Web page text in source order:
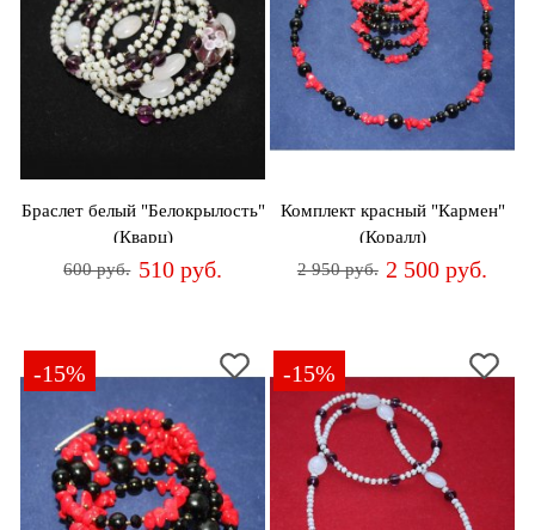
Браслет белый "Белокрылость"
(Кварц)
600 руб. 510 руб.
Комплект красный "Кармен"
(Коралл)
2 950 руб. 2 500 руб.
-15% -15%